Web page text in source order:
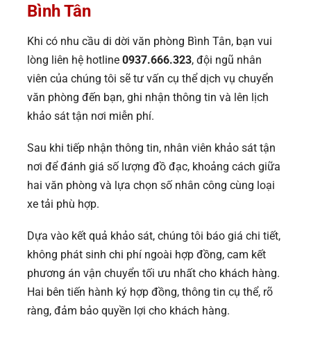
Bình Tân
Khi có nhu cầu di dời văn phòng Bình Tân, bạn vui
lòng liên hệ hotline 0937.666.323, đội ngũ nhân
viên của chúng tôi sẽ tư vấn cụ thể dịch vụ chuyển
văn phòng đến bạn, ghi nhận thông tin và lên lịch
khảo sát tận nơi miễn phí.
Sau khi tiếp nhận thông tin, nhân viên khảo sát tận
nơi để đánh giá số lượng đồ đạc, khoảng cách giữa
hai văn phòng và lựa chọn số nhân công cùng loại
xe tải phù hợp.
Dựa vào kết quả khảo sát, chúng tôi báo giá chi tiết,
không phát sinh chi phí ngoài hợp đồng, cam kết
phương án vận chuyển tối ưu nhất cho khách hàng.
Hai bên tiến hành ký hợp đồng, thông tin cụ thể, rõ
ràng, đảm bảo quyền lợi cho khách hàng.